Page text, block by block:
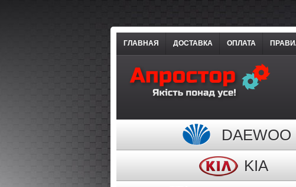
ГЛАВНАЯ ДОСТАВКА ОПЛАТА
DAEWOO
KIA